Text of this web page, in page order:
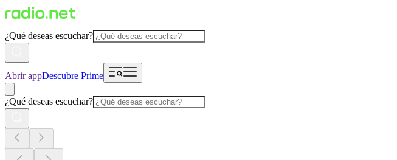
¿Qué deseas escuchar?
Abrir appDescubre Prime
¿Qué deseas escuchar?